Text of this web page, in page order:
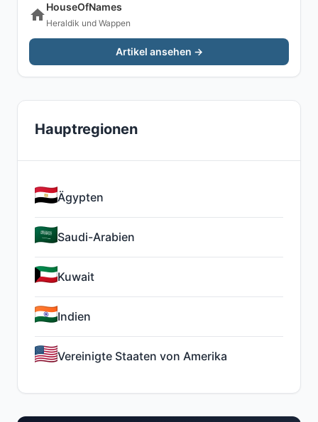
HouseOfNames
Heraldik und Wappen
Artikel ansehen →
Hauptregionen
Ägypten
Saudi-Arabien
Kuwait
Indien
Vereinigte Staaten von Amerika